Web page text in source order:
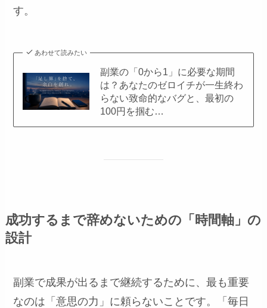
す。
あわせて読みたい
副業の「0から1」に必要な期間
は？あなたのゼロイチが一生終わ
らない致命的なバグと、最初の
100円を掴む…
成功するまで辞めないための「時間軸」の
設計
副業で成果が出るまで継続するために、最も重要
なのは「意思の力」に頼らないことです。「毎日